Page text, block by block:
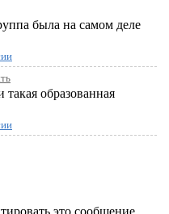
была на самом деле
такая образованная